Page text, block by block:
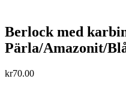
Berlock med
Pärla/Amazonit/
kr70.00